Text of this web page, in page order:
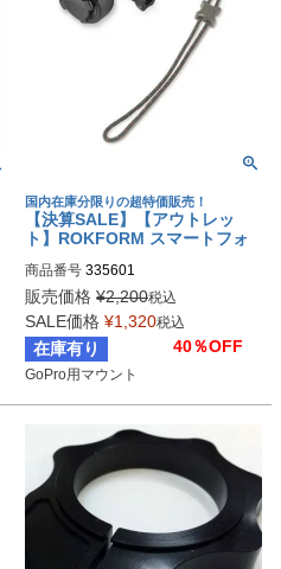
国内在庫分限りの超特価販売！
【決算SALE】【アウトレッ
ト】ROKFORM スマートフォ
商品番号 335601
販売価格 ¥2,200税込
SALE価格 ¥1,320税込
在庫有り 40％OFF
GoPro用マウント